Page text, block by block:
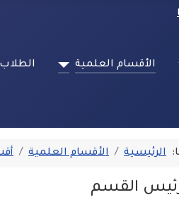
الأقسام العلمية الطلاب
الرئيسية الأقسام العلمية
القسم